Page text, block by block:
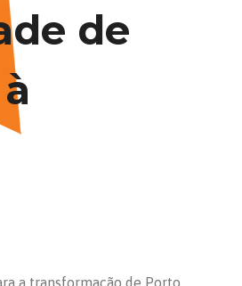
de
a transformação de Porto